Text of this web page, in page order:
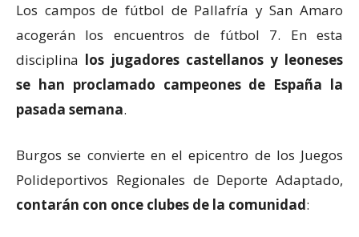
Los campos de fútbol de Pallafría y San Amaro
acogerán los encuentros de fútbol 7. En esta
disciplina los jugadores castellanos y leoneses
se han proclamado campeones de España la
pasada semana.
Burgos se convierte en el epicentro de los Juegos
Polideportivos Regionales de Deporte Adaptado,
contarán con once clubes de la comunidad: